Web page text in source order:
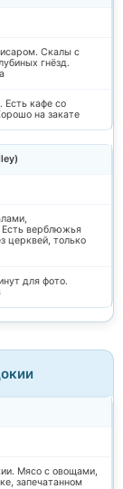
Скалы с
гнёзд.
Есть кафе со
на закате
верблюжья
церквей, только
для фото.
Мясо с овощами,
запечатанном